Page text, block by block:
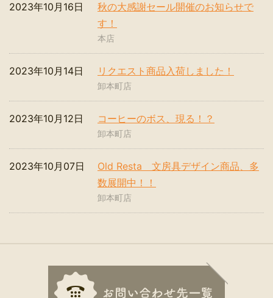
秋の大感謝セール開催のお知らせで
す！
2023年10月16日
本店
リクエスト商品入荷しました！
2023年10月14日
卸本町店
コーヒーのボス、現る！？
2023年10月12日
卸本町店
Old Resta 文房具デザイン商品、多
数展開中！！
2023年10月07日
卸本町店